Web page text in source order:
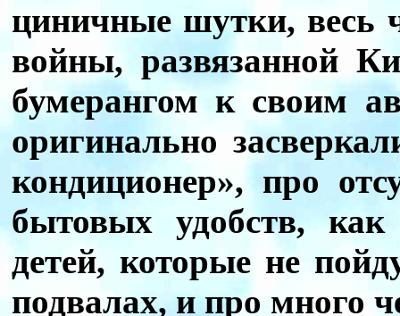
циничные шутки, весь
войны, развязанной
бумерангом к своим
оригинально
кондиционер», про
бытовых удобств,
детей, которые не
подвалах, и про много